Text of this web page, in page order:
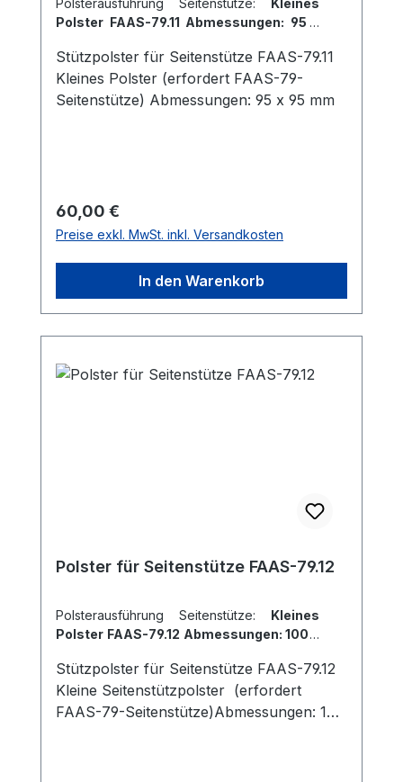
Polsterausführung Seitenstütze:
Kleines
Polster FAAS-79.11 Abmessungen: 95 x
Stützpolster für Seitenstütze FAAS-79.11
Kleines Polster (erfordert FAAS-79-
Seitenstütze) Abmessungen: 95 x 95 mm
Regulärer Preis:
60,00 €
Preise exkl. MwSt. inkl. Versandkosten
In den Warenkorb
Polster für Seitenstütze FAAS-79.12
Polsterausführung Seitenstütze: Kleines
Polster FAAS-79.12 Abmessungen: 100 x
Stützpolster für Seitenstütze FAAS-79.12
Kleine Seitenstützpolster (erfordert
FAAS-79-Seitenstütze)Abmessungen: 100